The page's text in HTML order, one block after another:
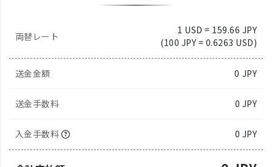
両替レート
1 USD = 159.66 JPY
(100 JPY = 0.6263 USD)
送金金額 0 JPY
送金手数料 0 JPY
入金手数料 0 JPY